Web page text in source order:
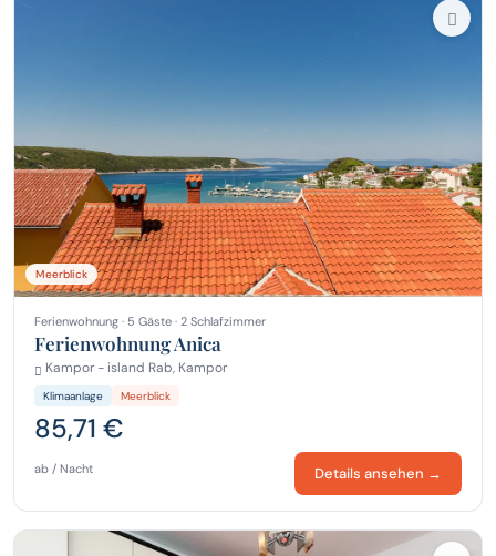
Meerblick
Ferienwohnung · 5 Gäste · 2 Schlafzimmer
Ferienwohnung Anica
Kampor - island Rab, Kampor
Klimaanlage Meerblick
85,71 €
ab / Nacht Details ansehen →